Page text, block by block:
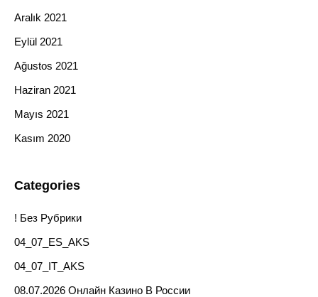
Aralık 2021
Eylül 2021
Ağustos 2021
Haziran 2021
Mayıs 2021
Kasım 2020
Categories
! Без Рубрики
04_07_ES_AKS
04_07_IT_AKS
08.07.2026 Онлайн Казино В России